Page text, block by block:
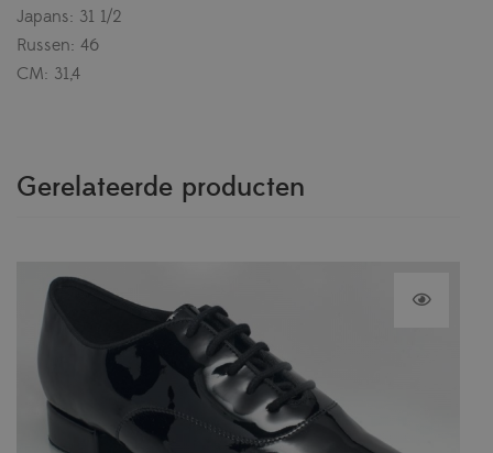
Japans: 31 1/2
Russen: 46
CM: 31,4
Gerelateerde producten